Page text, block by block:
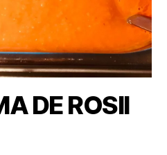
DE ROSII